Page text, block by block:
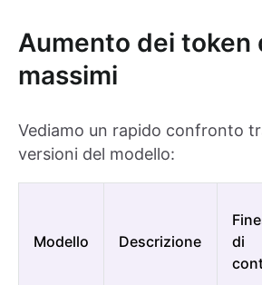
Aumento dei token
massimi
Vediamo un rapido confronto
versioni del modello:
Modello Descrizione
di